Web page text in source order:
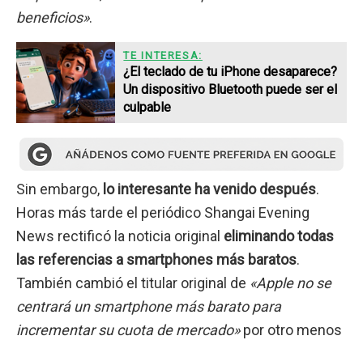
beneficios».
TE INTERESA:
¿El teclado de tu iPhone desaparece?
Un dispositivo Bluetooth puede ser el
culpable
Sin embargo, lo interesante ha venido después.
Horas más tarde el periódico Shangai Evening
News rectificó la noticia original eliminando todas
las referencias a smartphones más baratos.
También cambió el titular original de «Apple no se
centrará un smartphone más barato para
incrementar su cuota de mercado»por otro menos